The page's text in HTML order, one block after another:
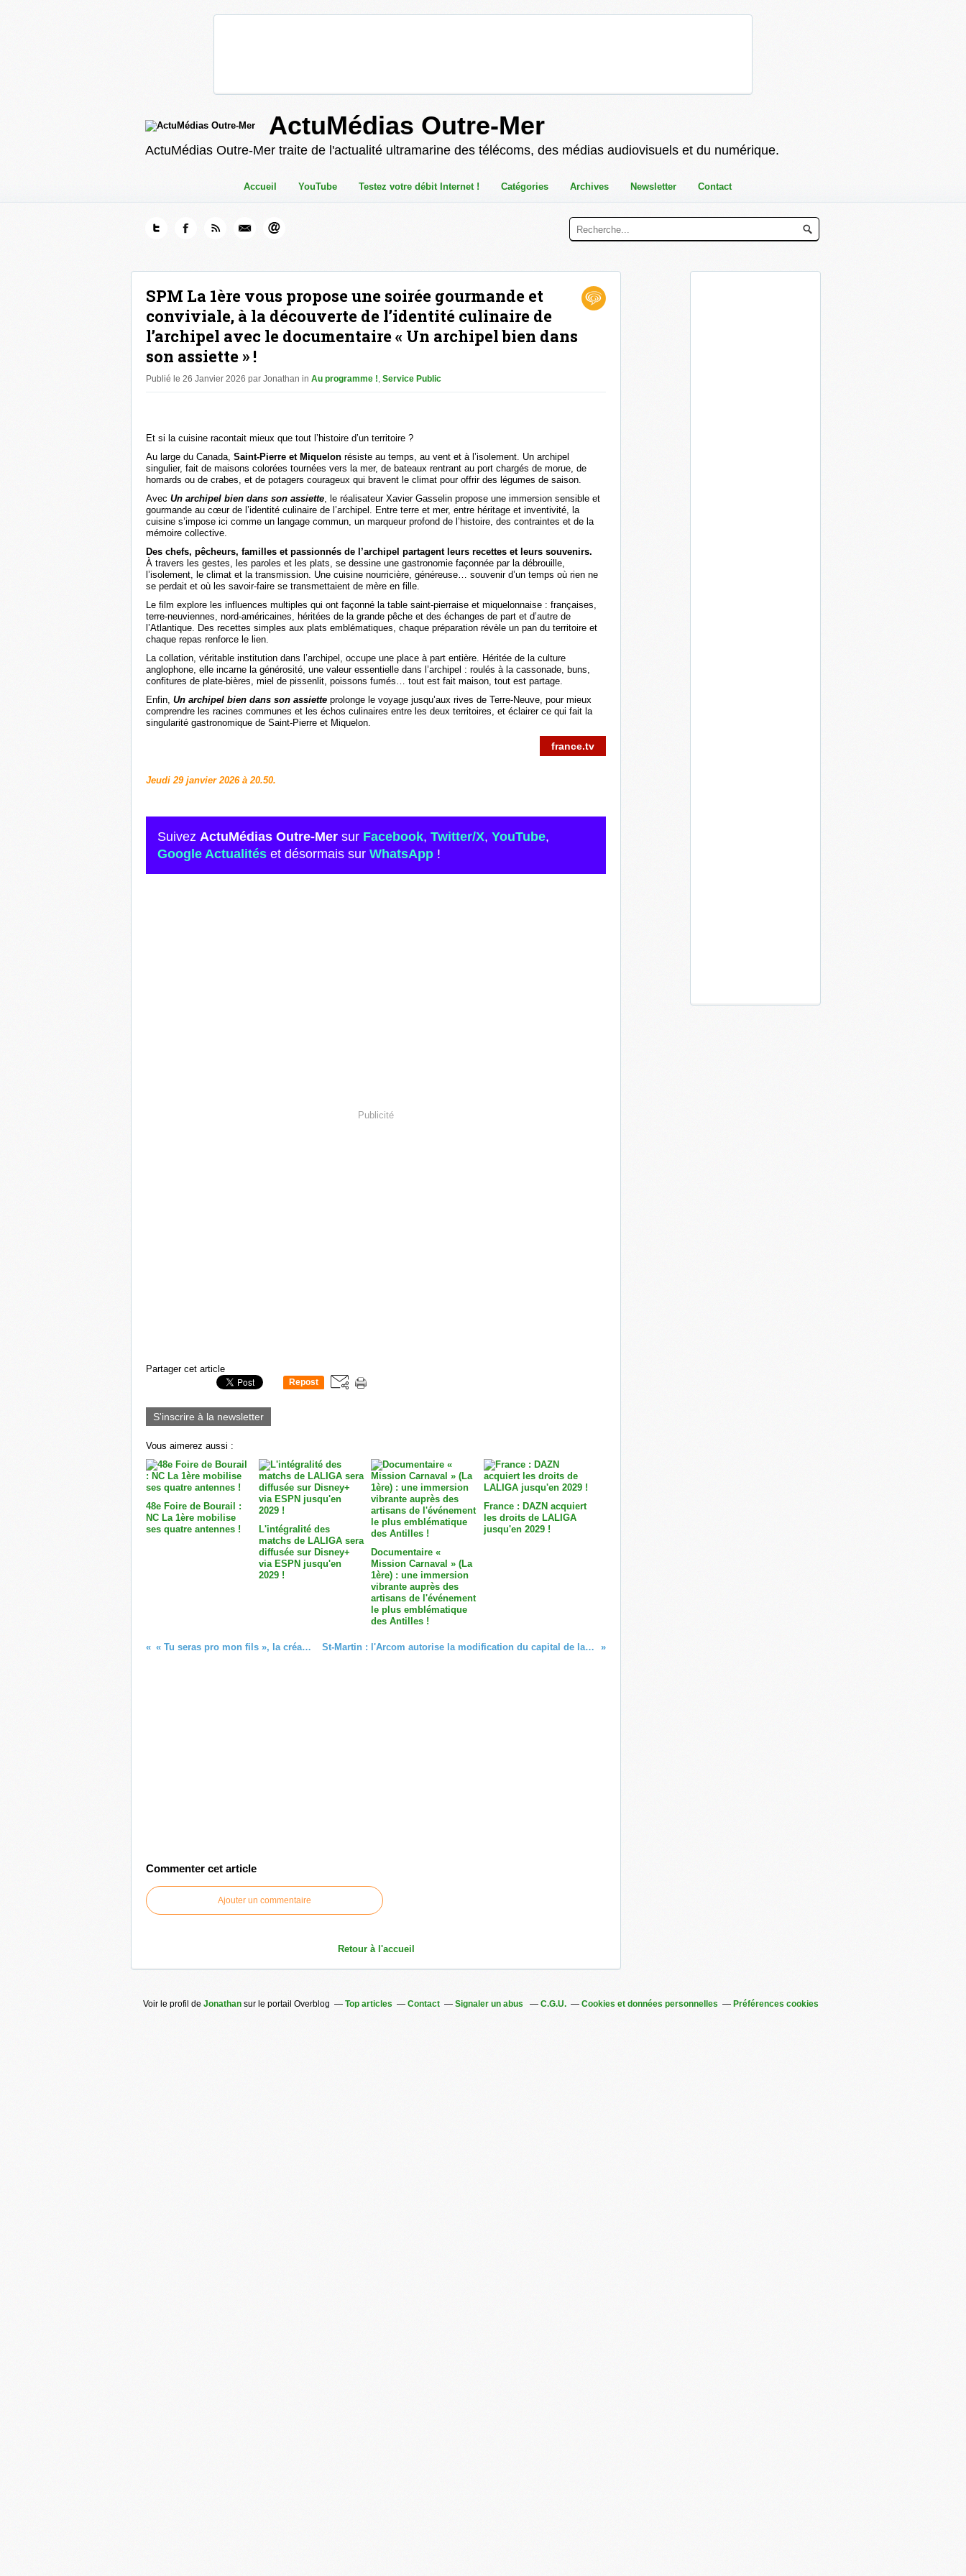
ActuMédias Outre-Mer
ActuMédias Outre-Mer traite de l'actualité ultramarine des télécoms, des médias audiovisuels et du numérique.
Accueil YouTube Testez votre débit Internet ! Catégories Archives Newsletter Contact
SPM La 1ère vous propose une soirée gourmande et
conviviale, à la découverte de l’identité culinaire de
l’archipel avec le documentaire « Un archipel bien dans
son assiette » !
Publié le 26 Janvier 2026 par Jonathan in Au programme !, Service Public
Et si la cuisine racontait mieux que tout l’histoire d’un territoire ?
Au large du Canada, Saint-Pierre et Miquelon résiste au temps, au vent et à l’isolement. Un archipel
singulier, fait de maisons colorées tournées vers la mer, de bateaux rentrant au port chargés de morue, de
homards ou de crabes, et de potagers courageux qui bravent le climat pour offrir des légumes de saison.
Avec Un archipel bien dans son assiette, le réalisateur Xavier Gasselin propose une immersion sensible et
gourmande au cœur de l’identité culinaire de l’archipel. Entre terre et mer, entre héritage et inventivité, la
cuisine s’impose ici comme un langage commun, un marqueur profond de l’histoire, des contraintes et de la
mémoire collective.
Des chefs, pêcheurs, familles et passionnés de l’archipel partagent leurs recettes et leurs souvenirs.
À travers les gestes, les paroles et les plats, se dessine une gastronomie façonnée par la débrouille,
l’isolement, le climat et la transmission. Une cuisine nourricière, généreuse… souvenir d’un temps où rien ne
se perdait et où les savoir-faire se transmettaient de mère en fille.
Le film explore les influences multiples qui ont façonné la table saint-pierraise et miquelonnaise : françaises,
terre-neuviennes, nord-américaines, héritées de la grande pêche et des échanges de part et d’autre de
l’Atlantique. Des recettes simples aux plats emblématiques, chaque préparation révèle un pan du territoire et
chaque repas renforce le lien.
La collation, véritable institution dans l’archipel, occupe une place à part entière. Héritée de la culture
anglophone, elle incarne la générosité, une valeur essentielle dans l’archipel : roulés à la cassonade, buns,
confitures de plate-bières, miel de pissenlit, poissons fumés… tout est fait maison, tout est partage.
Enfin, Un archipel bien dans son assiette prolonge le voyage jusqu’aux rives de Terre-Neuve, pour mieux
comprendre les racines communes et les échos culinaires entre les deux territoires, et éclairer ce qui fait la
singularité gastronomique de Saint-Pierre et Miquelon.
france.tv
Jeudi 29 janvier 2026 à 20.50.
Suivez ActuMédias Outre-Mer sur Facebook, Twitter/X, YouTube,
Google Actualités et désormais sur WhatsApp !
Publicité
Partager cet article
Repost
S'inscrire à la newsletter
Vous aimerez aussi :
48e Foire de Bourail :
NC La 1ère mobilise
ses quatre antennes !
L'intégralité des
matchs de LALIGA sera
diffusée sur Disney+
via ESPN jusqu'en
2029 !
Documentaire «
Mission Carnaval » (La
1ère) : une immersion
vibrante auprès des
artisans de l'événement
le plus emblématique
des Antilles !
France : DAZN acquiert
les droits de LALIGA
jusqu'en 2029 !
« Tu seras pro mon fils », la création documentaire de CANAL+ avec le témoignage exclusif de Wilfrid MBAPPÉ ! St-Martin : l'Arcom autorise la modification du capital de la SARL Caribbean Active Broadcast qui exploite les radios « Nostalgie Guadeloupe », « Nostalgie Guyane » et « Nostalgie Martinique » !
Commenter cet article
Ajouter un commentaire
Retour à l'accueil
Voir le profil de Jonathan sur le portail Overblog Top articles Contact Signaler un abus C.G.U. Cookies et données personnelles Préférences cookies